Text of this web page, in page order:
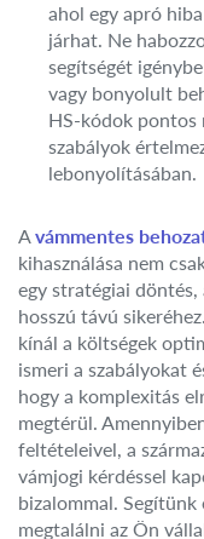
ahol egy apró
járhat. Ne
segítségét
vagy bonyolult
HS-kódok pontos
szabályok
lebonyolításában.
Avámmentes
kihasználása nem
egy stratégiai döntés,
hosszú távú
kínál a költségek
ismeri a szabályokat
hogy a komplexitás
megtérül.
feltételeivel, a
vámjogi kérdéssel
bizalommal.
megtalálni az Ön